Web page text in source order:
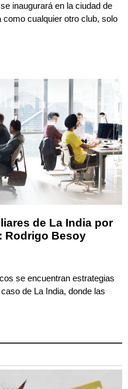
inaugurará en la ciudad de
cualquier otro club, solo
de La India por
Rodrigo Besoy
se encuentran estrategias
de La India, donde las